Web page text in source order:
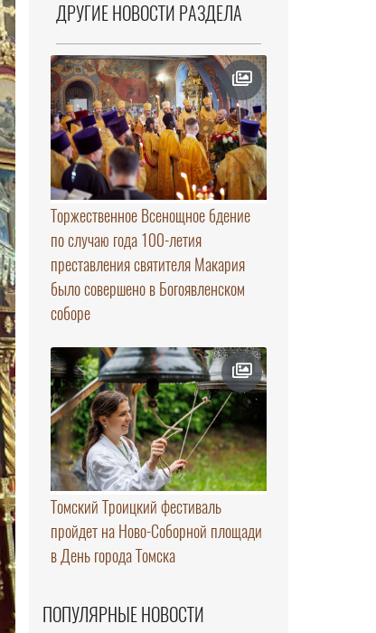
ДРУГИЕ НОВОСТИ РАЗДЕЛА
Торжественное Всенощное бдение
по случаю года 100-летия
преставления святителя Макария
было совершено в Богоявленском
соборе
Томский Троицкий фестиваль
пройдет на Ново-Соборной площади
в День города Томска
ПОПУЛЯРНЫЕ НОВОСТИ